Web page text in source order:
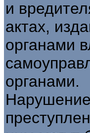
и
актах,
органами
органами.
Нарушение